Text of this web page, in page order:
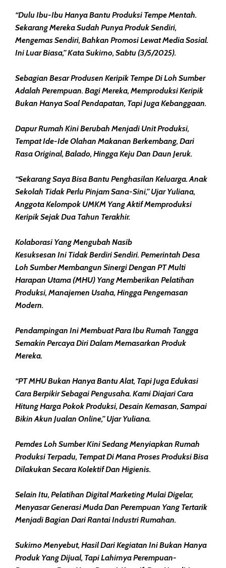
“Dulu Ibu-Ibu Hanya Bantu Produksi Tempe Mentah.
Sekarang Mereka Sudah Punya Produk Sendiri,
Mengemas Sendiri, Bahkan Promosi Lewat Media Sosial.
Ini Luar Biasa,” Kata Sukirno, Sabtu (3/5/2025).
Sebagian Besar Produsen Keripik Tempe Di Loh Sumber
Adalah Perempuan. Bagi Mereka, Memproduksi Keripik
Bukan Hanya Soal Pendapatan, Tapi Juga Kebanggaan.
Dapur Rumah Kini Berubah Menjadi Unit Produksi,
Tempat Ide-Ide Olahan Makanan Berkembang, Dari
Rasa Original, Balado, Hingga Keju Dan Daun Jeruk.
“Sekarang Saya Bisa Bantu Penghasilan Keluarga. Anak
Sekolah Tidak Perlu Pinjam Sana-Sini,” Ujar Yuliana,
Anggota Kelompok UMKM Yang Aktif Memproduksi
Keripik Sejak Dua Tahun Terakhir.
Kolaborasi Yang Mengubah Nasib
Kesuksesan Ini Tidak Berdiri Sendiri. Pemerintah Desa
Loh Sumber Membangun Sinergi Dengan PT Multi
Harapan Utama (MHU) Yang Memberikan Pelatihan
Produksi, Manajemen Usaha, Hingga Pengemasan
Modern.
Pendampingan Ini Membuat Para Ibu Rumah Tangga
Semakin Percaya Diri Dalam Memasarkan Produk
Mereka.
“PT MHU Bukan Hanya Bantu Alat, Tapi Juga Edukasi
Cara Berpikir Sebagai Pengusaha. Kami Diajari Cara
Hitung Harga Pokok Produksi, Desain Kemasan, Sampai
Bikin Akun Jualan Online,” Ujar Yuliana.
Pemdes Loh Sumber Kini Sedang Menyiapkan Rumah
Produksi Terpadu, Tempat Di Mana Proses Produksi Bisa
Dilakukan Secara Kolektif Dan Higienis.
Selain Itu, Pelatihan Digital Marketing Mulai Digelar,
Menyasar Generasi Muda Dan Perempuan Yang Tertarik
Menjadi Bagian Dari Rantai Industri Rumahan.
Sukirno Menyebut, Hasil Dari Kegiatan Ini Bukan Hanya
Produk Yang Dijual, Tapi Lahirnya Perempuan-